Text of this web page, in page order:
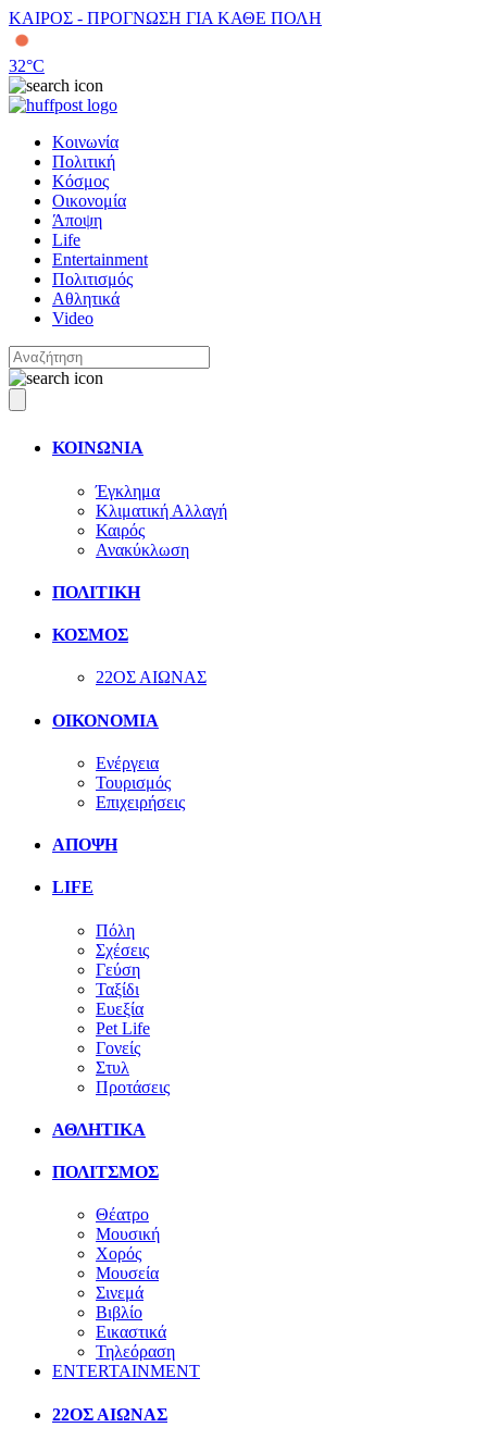
ΚΑΙΡΟΣ - ΠΡΟΓΝΩΣΗ ΓΙΑ ΚΑΘΕ ΠΟΛΗ
32°C
Κοινωνία
Πολιτική
Κόσμος
Οικονομία
Άποψη
Life
Entertainment
Πολιτισμός
Αθλητικά
Video
ΚΟΙΝΩΝΙΑ
Έγκλημα
Κλιματική Αλλαγή
Καιρός
Ανακύκλωση
ΠΟΛΙΤΙΚΗ
ΚΟΣΜΟΣ
22ΟΣ ΑΙΩΝΑΣ
ΟΙΚΟΝΟΜΙΑ
Ενέργεια
Τουρισμός
Επιχειρήσεις
ΑΠΟΨΗ
LIFE
Πόλη
Σχέσεις
Γεύση
Ταξίδι
Ευεξία
Pet Life
Γονείς
Στυλ
Προτάσεις
ΑΘΛΗΤΙΚΑ
ΠΟΛΙΤΣΜΟΣ
Θέατρο
Μουσική
Χορός
Μουσεία
Σινεμά
Βιβλίο
Εικαστικά
Τηλεόραση
ENTERTAINMENT
22ΟΣ ΑΙΩΝΑΣ